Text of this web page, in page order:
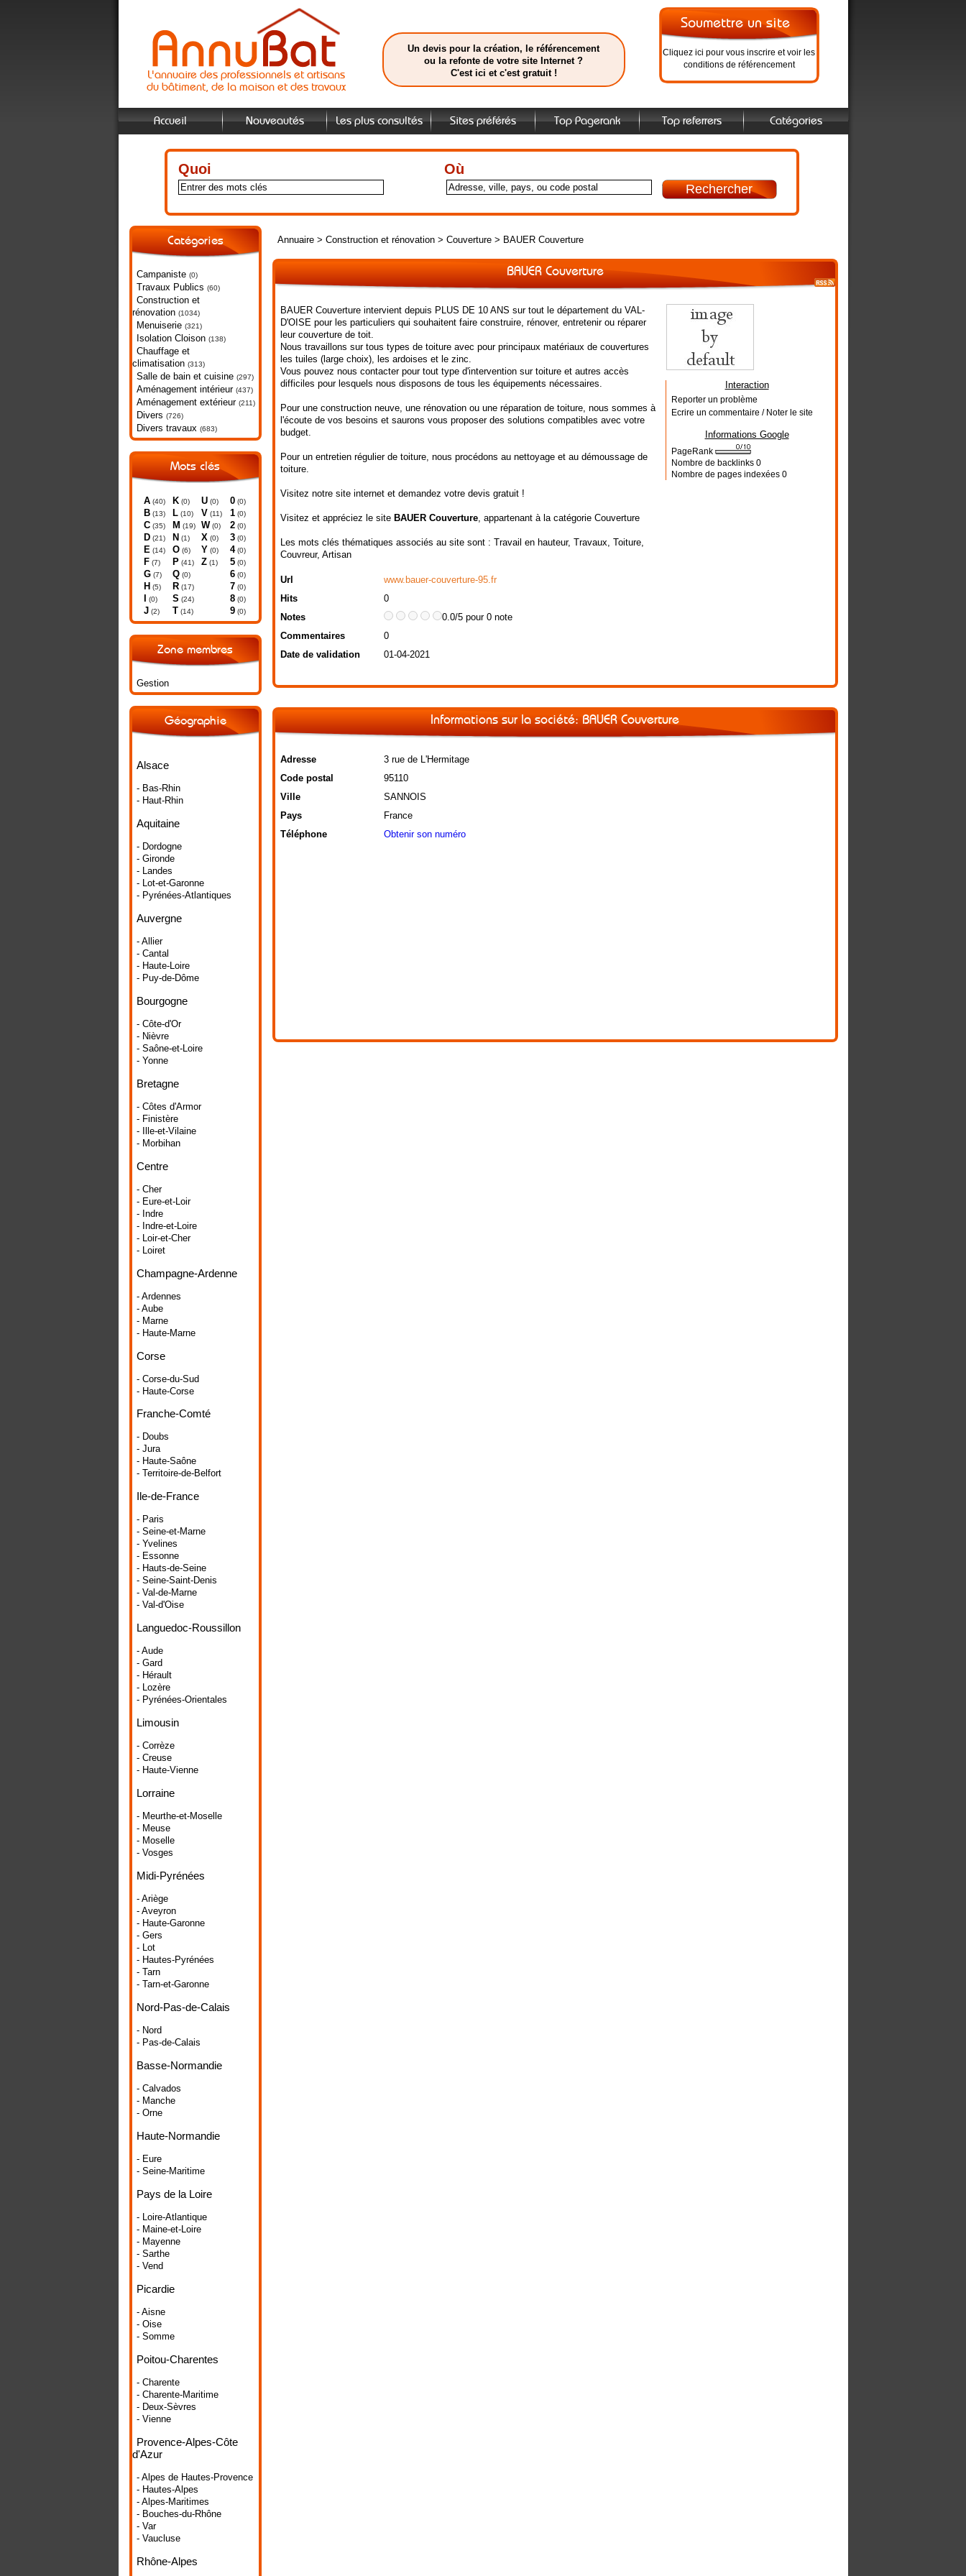
L'annuaire des professionnels et artisans
du bâtiment, de la maison et des travaux
Un devis pour la création, le référencement
ou la refonte de votre site Internet ?
C'est ici et c'est gratuit !
Cliquez ici pour vous inscrire et voir les
conditions de référencement
Accueil Nouveautés Les plus consultés Sites préférés Top Pagerank Top referrers Catégories
Quoi Où
Catégories
Campaniste (0)
Travaux Publics (60)
Construction et
rénovation (1034)
Menuiserie (321)
Isolation Cloison (138)
Chauffage et
climatisation (313)
Salle de bain et cuisine (297)
Aménagement intérieur (437)
Aménagement extérieur (211)
Divers (726)
Divers travaux (683)
Mots clés
A(40)
B(13)
C(35)
D(21)
E (14)
F(7)
G(7)
H (5)
(0)
J(2)
K(0)
L(10)
M (19)
N (1)
O(6)
P(41)
Q(0)
R(17)
S (24)
T (14)
U(0)
V (11)
W(0)
X (0)
Y (0)
Z(1)
0(0)
1(0)
2(0)
3(0)
4(0)
5(0)
6(0)
7(0)
8(0)
9(0)
Zone membres
Gestion
Géographie
Alsace
- Bas-Rhin
- Haut-Rhin
Aquitaine
- Dordogne
- Gironde
- Landes
- Lot-et-Garonne
- Pyrénées-Atlantiques
Auvergne
- Allier
- Cantal
- Haute-Loire
- Puy-de-Dôme
Bourgogne
- Côte-d'Or
- Nièvre
- Saône-et-Loire
- Yonne
Bretagne
- Côtes d'Armor
- Finistère
- Ille-et-Vilaine
- Morbihan
Centre
- Cher
- Eure-et-Loir
- Indre
- Indre-et-Loire
- Loir-et-Cher
- Loiret
Champagne-Ardenne
- Ardennes
- Aube
- Marne
- Haute-Marne
Corse
- Corse-du-Sud
- Haute-Corse
Franche-Comté
- Doubs
- Jura
- Haute-Saône
- Territoire-de-Belfort
Ile-de-France
- Paris
- Seine-et-Marne
- Yvelines
- Essonne
- Hauts-de-Seine
- Seine-Saint-Denis
- Val-de-Marne
- Val-d'Oise
Languedoc-Roussillon
- Aude
- Gard
- Hérault
- Lozère
- Pyrénées-Orientales
Limousin
- Corrèze
- Creuse
- Haute-Vienne
Lorraine
- Meurthe-et-Moselle
- Meuse
- Moselle
- Vosges
Midi-Pyrénées
- Ariège
- Aveyron
- Haute-Garonne
- Gers
- Lot
- Hautes-Pyrénées
- Tarn
- Tarn-et-Garonne
Nord-Pas-de-Calais
- Nord
- Pas-de-Calais
Basse-Normandie
- Calvados
- Manche
- Orne
Haute-Normandie
- Eure
- Seine-Maritime
Pays de la Loire
- Loire-Atlantique
- Maine-et-Loire
- Mayenne
- Sarthe
- Vend
Picardie
- Aisne
- Oise
- Somme
Poitou-Charentes
- Charente
- Charente-Maritime
- Deux-Sèvres
- Vienne
Provence-Alpes-Côte
d'Azur
- Alpes de Hautes-Provence
- Hautes-Alpes
- Alpes-Maritimes
- Bouches-du-Rhône
- Var
- Vaucluse
Rhône-Alpes
Annuaire> Construction et rénovation> Couverture> BAUER Couverture
BAUER Couverture
BAUER Couverture intervient depuis PLUS DE 10 ANS sur tout le département du VAL-
D'OISE pour les particuliers qui souhaitent faire construire, rénover, entretenir ou réparer
leur couverture de toit.
Nous travaillons sur tous types de toiture avec pour principaux matériaux de couvertures
les tuiles (large choix), les ardoises et le zinc.
Vous pouvez nous contacter pour tout type d'intervention sur toiture et autres accès
difficiles pour lesquels nous disposons de tous les équipements nécessaires.
Pour une construction neuve, une rénovation ou une réparation de toiture, nous sommes à
l'écoute de vos besoins et saurons vous proposer des solutions compatibles avec votre
budget.
Pour un entretien régulier de toiture, nous procédons au nettoyage et au démoussage de
toiture.
Visitez notre site internet et demandez votre devis gratuit !
Visitez et appréciez le site BAUER Couverture, appartenant à la catégorie Couverture
Les mots clés thématiques associés au site sont : Travail en hauteur, Travaux, Toiture,
Couvreur, Artisan
Url
www.bauer-couverture-95.fr
Hits
0
Notes
0.0/5 pour 0 note
Commentaires
0
Date de validation
01-04-2021
Interaction
Reporter un problème
Ecrire un commentaire / Noter le site
Informations Google
PageRank
Nombre de backlinks 0
Nombre de pages indexées 0
Informations sur la société: BAUER Couverture
Adresse
3 rue de L'Hermitage
Code postal
95110
Ville
SANNOIS
Pays
France
Téléphone
Obtenir son numéro